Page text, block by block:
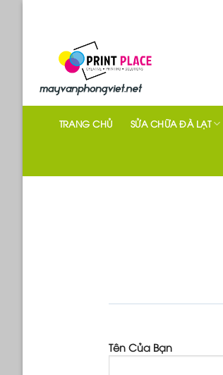
TRANG CHỦ SỬA CHỮA ĐÀ LẠT
Tên Của Bạn